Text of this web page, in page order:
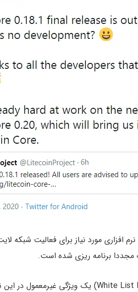
افزاری مورد نیاز برای فعالیت
مجددا برنامه ریزی شده است.